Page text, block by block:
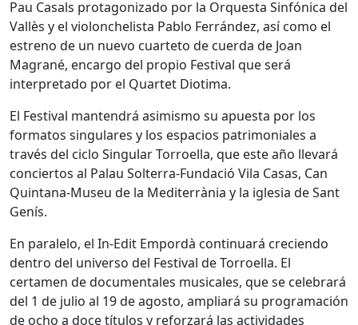
Pau Casals protagonizado por la Orquesta Sinfónica del
Vallès y el violonchelista Pablo Ferrández, así como el
estreno de un nuevo cuarteto de cuerda de Joan
Magrané, encargo del propio Festival que será
interpretado por el Quartet Diotima.
El Festival mantendrá asimismo su apuesta por los
formatos singulares y los espacios patrimoniales a
través del ciclo Singular Torroella, que este año llevará
conciertos al Palau Solterra-Fundació Vila Casas, Can
Quintana-Museu de la Mediterrània y la iglesia de Sant
Genís.
En paralelo, el In-Edit Empordà continuará creciendo
dentro del universo del Festival de Torroella. El
certamen de documentales musicales, que se celebrará
del 1 de julio al 19 de agosto, ampliará su programación
de ocho a doce títulos y reforzará las actividades